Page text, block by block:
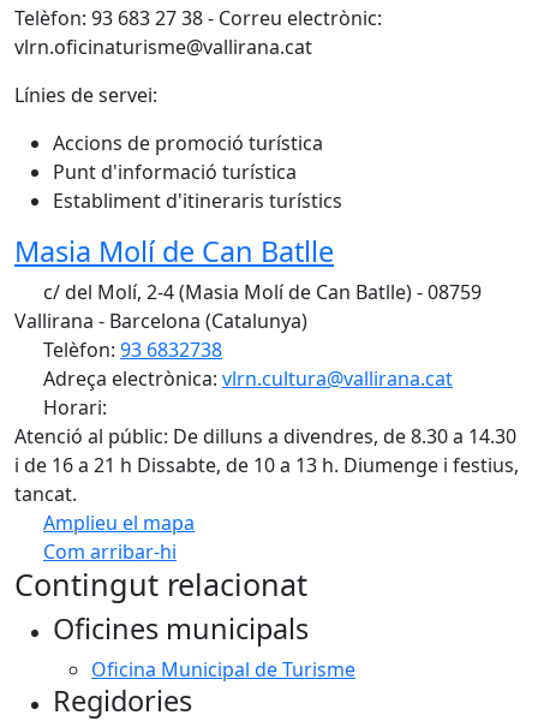
Telèfon: 93 683 27 38 - Correu electrònic:
vlrn.oficinaturisme@vallirana.cat
Línies de servei:
Accions de promoció turística
Punt d'informació turística
Establiment d'itineraris turístics
Masia Molí de Can Batlle
c/ del Molí, 2-4 (Masia Molí de Can Batlle) - 08759
Vallirana - Barcelona (Catalunya)
Telèfon: 93 6832738
Adreça electrònica: vlrn.cultura@vallirana.cat
Horari:
Atenció al públic: De dilluns a divendres, de 8.30 a 14.30
i de 16 a 21 h Dissabte, de 10 a 13 h. Diumenge i festius,
tancat.
Amplieu el mapa
Com arribar-hi
+
−
Contingut relacionat
Oficines municipals
Oficina Municipal de Turisme
Regidories